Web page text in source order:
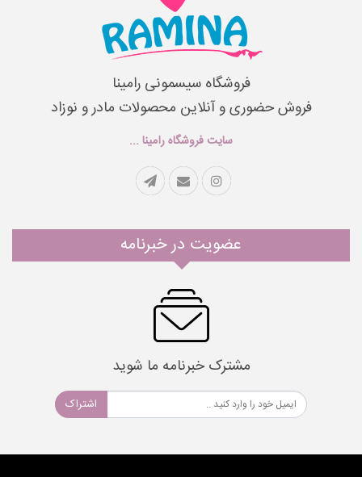
فروشگاه سیسمونی رامینا
فروش حضوری و آنلاین محصولات مادر و نوزاد
سایت فروشگاه رامینا ...
عضویت در خبرنامه
مشترک خبرنامه ما شوید
اشتراک